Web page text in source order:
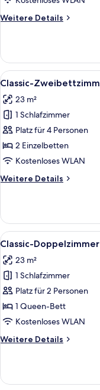
Weitere Details
Weitere
Suite
Alle
Fotos
für
Classic-
Zweibettzimmer
anzeigen
4
Classic-
23 m²
1 Schlafzimmer
Platz für 4 Personen
2 Einzelbetten
Kostenloses WLAN
Weitere Details
Weitere
Zweibettzimmer
Alle
Fotos
für
Classic-
Doppelzimmer
anzeigen
4
Classic-Doppelzimmer
23 m²
1 Schlafzimmer
Platz für 2 Personen
1 Queen-Bett
Kostenloses WLAN
Weitere Details
Weitere
Doppelzimmer